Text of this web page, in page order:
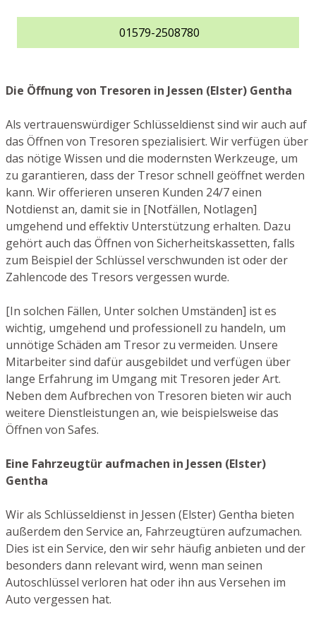
01579-2508780
Die Öffnung von Tresoren in Jessen (Elster) Gentha
Als vertrauenswürdiger Schlüsseldienst sind wir auch auf
das Öffnen von Tresoren spezialisiert. Wir verfügen über
das nötige Wissen und die modernsten Werkzeuge, um
zu garantieren, dass der Tresor schnell geöffnet werden
kann. Wir offerieren unseren Kunden 24/7 einen
Notdienst an, damit sie in [Notfällen, Notlagen]
umgehend und effektiv Unterstützung erhalten. Dazu
gehört auch das Öffnen von Sicherheitskassetten, falls
zum Beispiel der Schlüssel verschwunden ist oder der
Zahlencode des Tresors vergessen wurde.
[In solchen Fällen, Unter solchen Umständen] ist es
wichtig, umgehend und professionell zu handeln, um
unnötige Schäden am Tresor zu vermeiden. Unsere
Mitarbeiter sind dafür ausgebildet und verfügen über
lange Erfahrung im Umgang mit Tresoren jeder Art.
Neben dem Aufbrechen von Tresoren bieten wir auch
weitere Dienstleistungen an, wie beispielsweise das
Öffnen von Safes.
Eine Fahrzeugtür aufmachen in Jessen (Elster)
Gentha
Wir als Schlüsseldienst in Jessen (Elster) Gentha bieten
außerdem den Service an, Fahrzeugtüren aufzumachen.
Dies ist ein Service, den wir sehr häufig anbieten und der
besonders dann relevant wird, wenn man seinen
Autoschlüssel verloren hat oder ihn aus Versehen im
Auto vergessen hat.